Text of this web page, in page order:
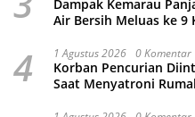
Dampak Kemarau
Air Bersih Meluas ke 9
4 1 Agustus 2026 0 Komentar
Korban Pencurian
Saat Menyatroni